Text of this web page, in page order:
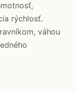
rýchlosť.
váhou